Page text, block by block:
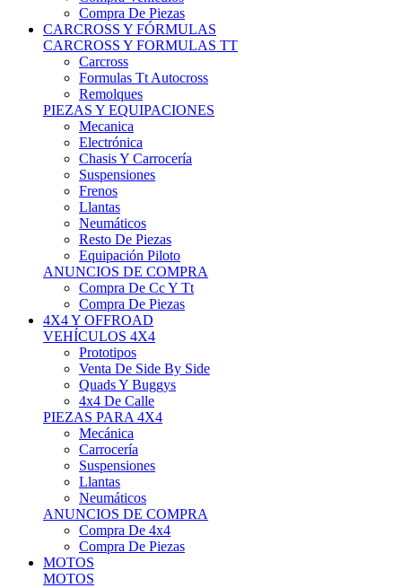
CARCROSS Y FÓRMULAS
CARCROSS Y FORMULAS TT
Carcross
Formulas Tt Autocross
Remolques
PIEZAS Y EQUIPACIONES
Mecanica
Electrónica
Chasis Y Carrocería
Suspensiones
Frenos
Llantas
Neumáticos
Resto De Piezas
Equipación Piloto
ANUNCIOS DE COMPRA
Compra De Cc Y Tt
Compra De Piezas
4X4 Y OFFROAD
VEHÍCULOS 4X4
Prototipos
Venta De Side By Side
Quads Y Buggys
4x4 De Calle
PIEZAS PARA 4X4
Mecánica
Carrocería
Suspensiones
Llantas
Neumáticos
ANUNCIOS DE COMPRA
Compra De 4x4
Compra De Piezas
MOTOS
MOTOS
Motos De Circuito